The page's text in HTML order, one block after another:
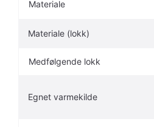
Materiale
Materiale (lokk)
Medfølgende lokk
Egnet varmekilde